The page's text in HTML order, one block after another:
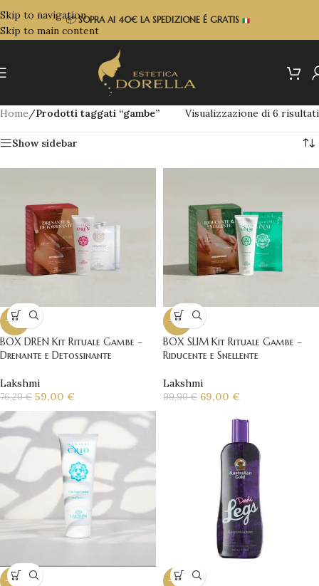
Skip to navigation
Skip to main content
📦 SOPRAAI 40€ LA SPEDIZIONE É GRATIS
Home/Prodotti taggati “gambe” Visualizzazione di 6 risultati
Show sidebar
-23%
BOX DREN Kit Rituale Gambe –
Drenante e Detossinante
Lakshmi
76,20€ 59,00 €
-31%
BOX SLIM Kit Rituale Gambe –
Riducente e Snellente
Lakshmi
99,90€ 69,00 €
-10% -10%